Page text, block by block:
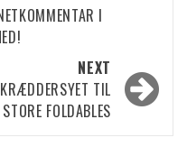
I
NEXT
TIL
FOLDABLES